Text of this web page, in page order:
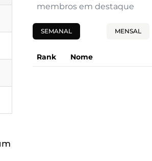
membros em destaque
SEMANAL MENSAL
Rank Nome